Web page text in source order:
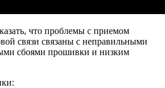
что проблемы с приемом
связи связаны с неправильными
сбоями прошивки и низким